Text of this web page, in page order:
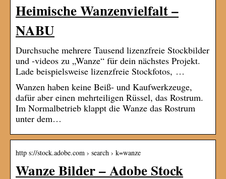
Heimische Wanzenvielfalt –
NABU
Durchsuche mehrere Tausend lizenzfreie Stockbilder
und -videos zu „Wanze“ für dein nächstes Projekt.
Lade beispielsweise lizenzfreie Stockfotos, …
Wanzen haben keine Beiß- und Kaufwerkzeuge,
dafür aber einen mehrteiligen Rüssel, das Rostrum.
Im Normalbetrieb klappt die Wanze das Rostrum
unter dem…
http s://stock.adobe.com › search › k=wanze
Wanze Bilder – Adobe Stock